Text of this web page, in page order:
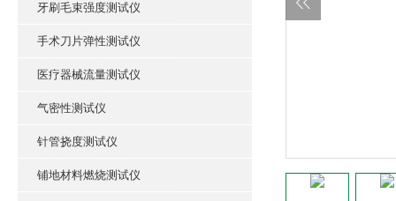
牙刷毛束强度测试仪
手术刀片弹性测试仪
医疗器械流量测试仪
气密性测试仪
针管挠度测试仪
铺地材料燃烧测试仪